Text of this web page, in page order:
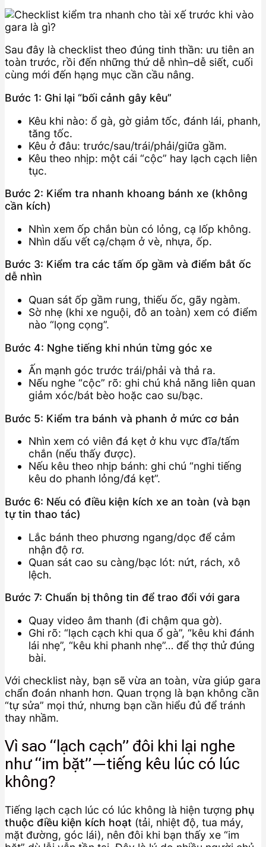
Sau đây là checklist theo đúng tinh thần: ưu tiên an
toàn trước, rồi đến những thứ dễ nhìn–dễ siết, cuối
cùng mới đến hạng mục cần cầu nâng.
Bước 1: Ghi lại “bối cảnh gây kêu”
Kêu khi nào: ổ gà, gờ giảm tốc, đánh lái, phanh,
tăng tốc.
Kêu ở đâu: trước/sau/trái/phải/giữa gầm.
Kêu theo nhịp: một cái “cộc” hay lạch cạch liên
tục.
Bước 2: Kiểm tra nhanh khoang bánh xe (không
cần kích)
Nhìn xem ốp chắn bùn có lỏng, cạ lốp không.
Nhìn dấu vết cạ/chạm ở vè, nhựa, ốp.
Bước 3: Kiểm tra các tấm ốp gầm và điểm bắt ốc
dễ nhìn
Quan sát ốp gầm rung, thiếu ốc, gãy ngàm.
Sờ nhẹ (khi xe nguội, đỗ an toàn) xem có điểm
nào “lọng cọng”.
Bước 4: Nghe tiếng khi nhún từng góc xe
Ấn mạnh góc trước trái/phải và thả ra.
Nếu nghe “cộc” rõ: ghi chú khả năng liên quan
giảm xóc/bát bèo hoặc cao su/bạc.
Bước 5: Kiểm tra bánh và phanh ở mức cơ bản
Nhìn xem có viên đá kẹt ở khu vực đĩa/tấm
chắn (nếu thấy được).
Nếu kêu theo nhịp bánh: ghi chú “nghi tiếng
kêu do phanh lỏng/đá kẹt”.
Bước 6: Nếu có điều kiện kích xe an toàn (và bạn
tự tin thao tác)
Lắc bánh theo phương ngang/dọc để cảm
nhận độ rơ.
Quan sát cao su càng/bạc lót: nứt, rách, xô
lệch.
Bước 7: Chuẩn bị thông tin để trao đổi với gara
Quay video âm thanh (đi chậm qua gờ).
Ghi rõ: “lạch cạch khi qua ổ gà”, “kêu khi đánh
lái nhẹ”, “kêu khi phanh nhẹ”… để thợ thử đúng
bài.
Với checklist này, bạn sẽ vừa an toàn, vừa giúp gara
chẩn đoán nhanh hơn. Quan trọng là bạn không cần
“tự sửa” mọi thứ, nhưng bạn cần hiểu đủ để tránh
thay nhầm.
Vì sao “lạch cạch” đôi khi lại nghe
như “im bặt”—tiếng kêu lúc có lúc
không?
Tiếng lạch cạch lúc có lúc không là hiện tượng phụ
thuộc điều kiện kích hoạt (tải, nhiệt độ, tua máy,
mặt đường, góc lái), nên đôi khi bạn thấy xe “im